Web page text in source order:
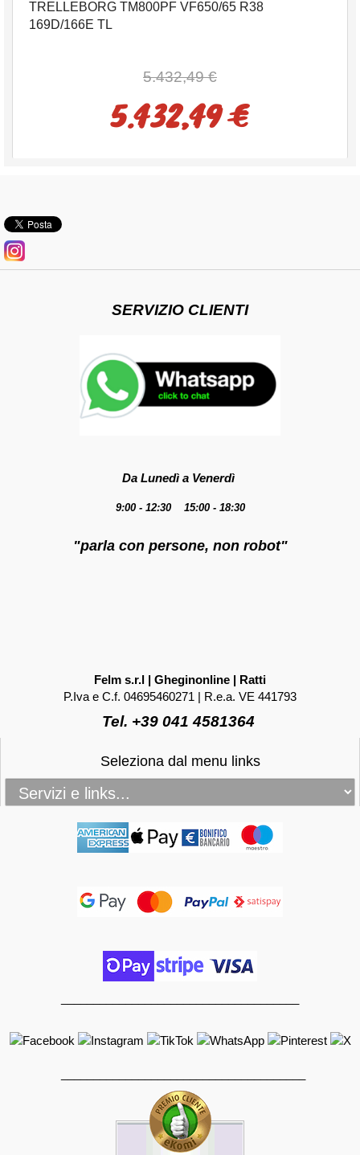
TRELLEBORG TM800PF VF650/65 R38
169D/166E TL
5.432,49 €
5.432,49 €
SERVIZIO CLIENTI
Da Lunedì a Venerdì
9:00 - 12:30 15:00 - 18:30
"parla con persone, non robot"
Felm s.r.l | Gheginonline | Ratti
P.Iva e C.f. 04695460271 | R.e.a. VE 441793
Tel. +39 041 4581364
Seleziona dal menu links